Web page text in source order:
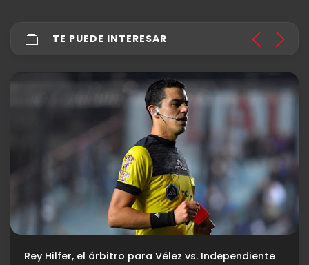
TE PUEDE INTERESAR
Rey Hilfer, el árbitro para Vélez vs. Independiente